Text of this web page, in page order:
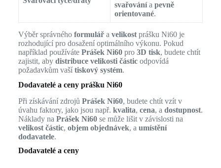
svařovánía pevně
orientované.
Výběr správného formulářa velikostprášku Ni60 je
rozhodující pro dosažení optimálního výkonu. Pokud
například používáte Prášek Ni60pro 3D tisk, budete chtít
zajistit, aby distribuce velikosti částicodpovídá
požadavkům vaší tiskový systém.
Dodavatelé a ceny prášku Ni60
Při získávání zdrojů Prášek Ni60, budete chtít vzít v
úvahu faktory, jako jsou např. kvalita, cena, a dostupnost.
Náklady na Prášek Ni60se může lišit v závislosti na
velikost částic, objem objednávek, a umístění
dodavatele.
Dodavatelé a ceny